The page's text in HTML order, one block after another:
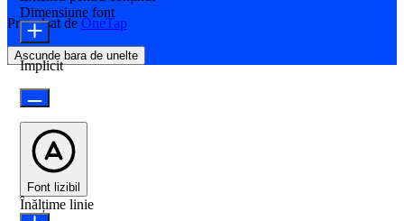
Propulsat de OneTap
Ascunde bara de unelte
Dimensiune font
Implicit
Font lizibil
Înălțime linie